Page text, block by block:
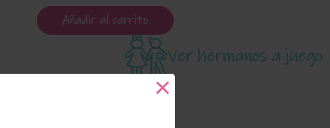
Añadir al carrito
Ver hermanos a juego